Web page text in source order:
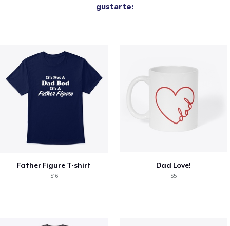
gustarte:
Father Figure T-shirt
$16
Dad Love!
$5